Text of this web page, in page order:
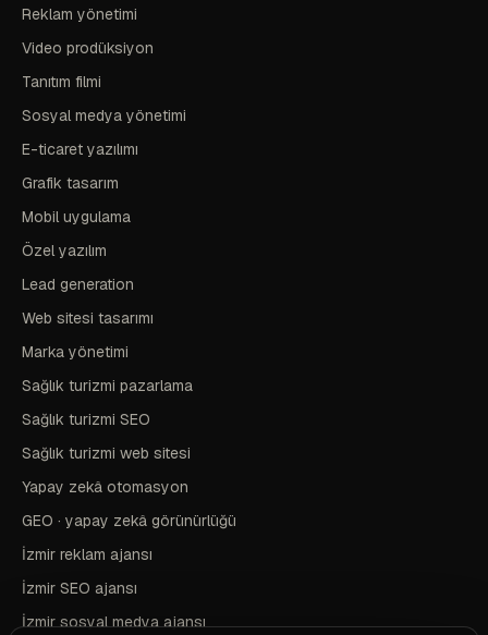
Reklam yönetimi
Video prodüksiyon
Tanıtım filmi
Sosyal medya yönetimi
E-ticaret yazılımı
Grafik tasarım
Mobil uygulama
Özel yazılım
Lead generation
Web sitesi tasarımı
Marka yönetimi
Sağlık turizmi pazarlama
Sağlık turizmi SEO
Sağlık turizmi web sitesi
Yapay zekâ otomasyon
GEO · yapay zekâ görünürlüğü
İzmir reklam ajansı
İzmir SEO ajansı
İzmir sosyal medya ajansı